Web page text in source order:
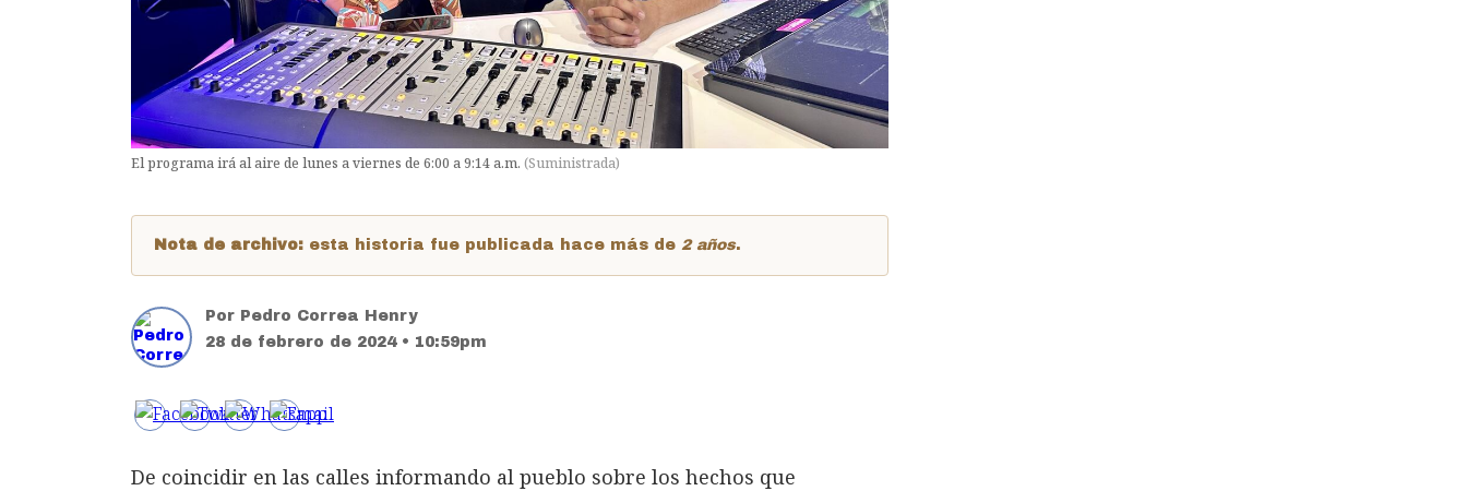
El programa irá al aire de lunes a viernes de 6:00 a 9:14 a.m. (Suministrada)
Nota de archivo: esta historia fue publicada hace más de 2 años.
Por Pedro Correa Henry
28 de febrero de 2024 • 10:59pm
De coincidir en las calles informando al pueblo sobre los hechos que